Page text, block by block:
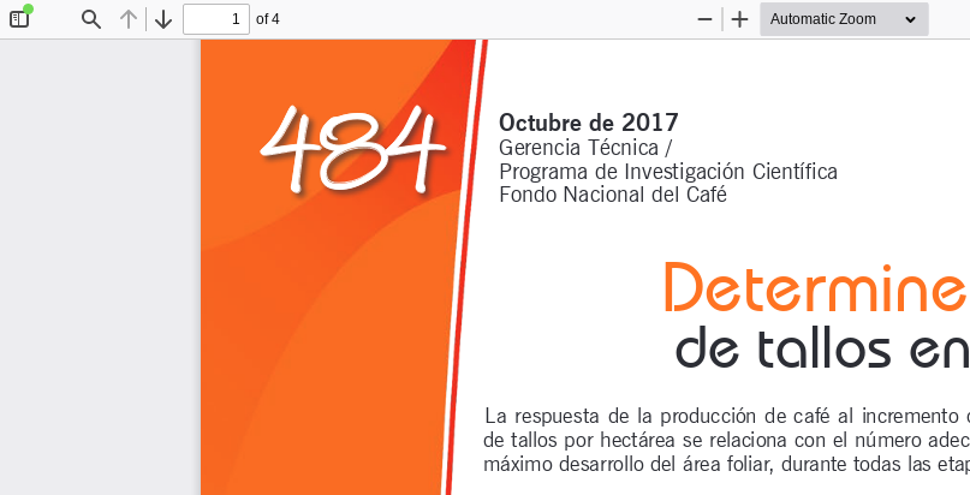
Find Previous
Next
of 4
Zoom
Zoom
484 Octubre de 2017
Gerencia Técnica /
Programa de Investigación Científica
Fondo Nacional del Café
de tallos
La respuesta de la producción de café al
de tallos por hectárea se relaciona con el número
máximo desarrollo del área foliar, durante todas las